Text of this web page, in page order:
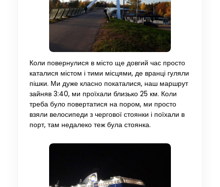
Коли повернулися в місто ще довгий час просто
каталися містом і тими місцями, де вранці гуляли
пішки. Ми дуже класно покаталися, наш маршрут
зайняв 3:40, ми проїхали близько 25 км. Коли
треба було повертатися на пором, ми просто
взяли велосипеди з чергової стоянки і поїхали в
порт, там недалеко теж була стоянка.